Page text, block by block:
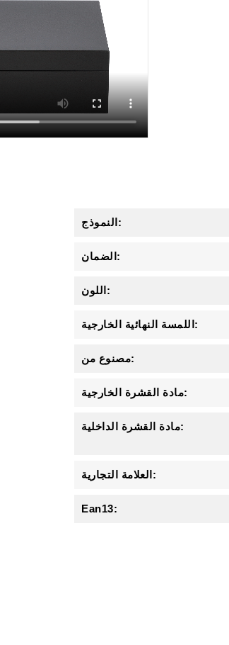
النموذج:
الضمان:
اللون:
اللمسة النهائية الخارجية:
مصنوع من:
مادة القشرة الخارجية:
مادة القشرة الداخلية:
العلامة التجارية:
Ean13: